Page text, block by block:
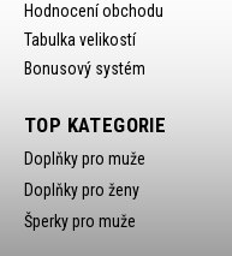
Hodnocení obchodu
Tabulka velikostí
Bonusový systém
TOP KATEGORIE
Doplňky pro muže
Doplňky pro ženy
Šperky pro muže